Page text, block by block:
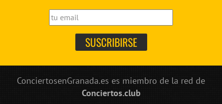
ConciertosenGranada.es es miembro de la red de
Conciertos.club